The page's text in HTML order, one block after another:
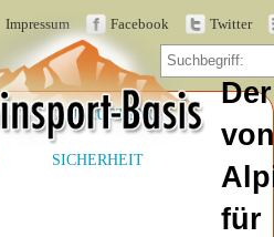
von
für
Impressum Facebook Twitter
AUSRÜSTUNG
SICHERHEIT